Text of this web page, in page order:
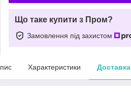
Що таке купити з Пром?
Замовлення під захистом
Характеристики Доставка